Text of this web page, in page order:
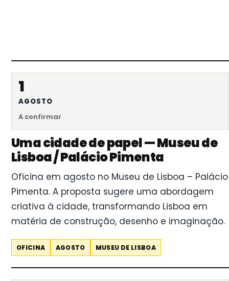
1
AGOSTO
A confirmar
Uma cidade de papel — Museu de
Lisboa / Palácio Pimenta
Oficina em agosto no Museu de Lisboa – Palácio
Pimenta. A proposta sugere uma abordagem
criativa à cidade, transformando Lisboa em
matéria de construção, desenho e imaginação.
OFICINA AGOSTO MUSEU DE LISBOA